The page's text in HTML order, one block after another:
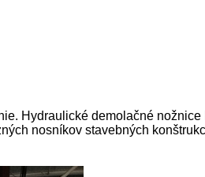
Hydraulické demolačné
nosníkov stavebných